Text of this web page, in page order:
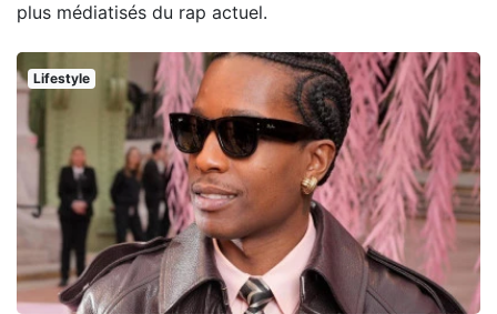
plus médiatisés du rap actuel.
Lifestyle